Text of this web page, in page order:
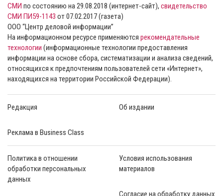
СМИ по состоянию на 29.08.2018 (интернет-сайт), свидетельство
СМИ ПИ59-1143 от 07.02.2017 (газета)
ООО “Центр деловой информации”
На информационном ресурсе применяются рекомендательные
технологии (информационные технологии предоставления
информации на основе сбора, систематизации и анализа сведений,
относящихся к предпочтениям пользователей сети «Интернет»,
находящихся на территории Российской Федерации).
Редакция Об издании
Реклама в Business Class
Политика в отношении
обработки персональных
данных
Условия использования
материалов
Согласие на обработку данных